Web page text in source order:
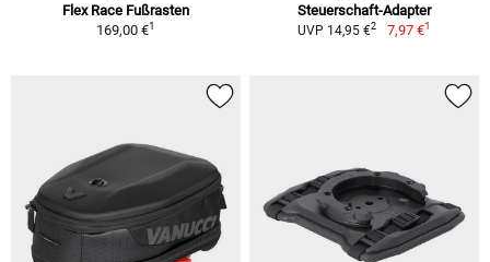
Flex Race Fußrasten
169,00 €1
Steuerschaft-Adapter
UVP 14,95 €2 7,97 €1